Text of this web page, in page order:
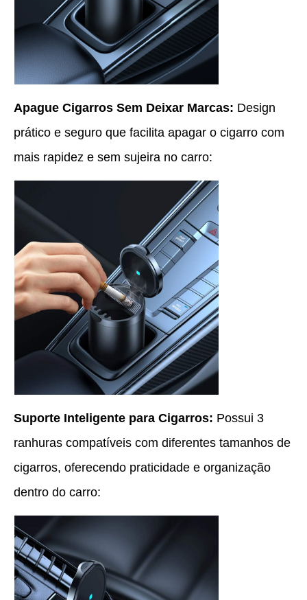
Apague Cigarros Sem Deixar Marcas: Design
prático e seguro que facilita apagar o cigarro com
mais rapidez e sem sujeira no carro:
Suporte Inteligente para Cigarros: Possui 3
ranhuras compatíveis com diferentes tamanhos de
cigarros, oferecendo praticidade e organização
dentro do carro: